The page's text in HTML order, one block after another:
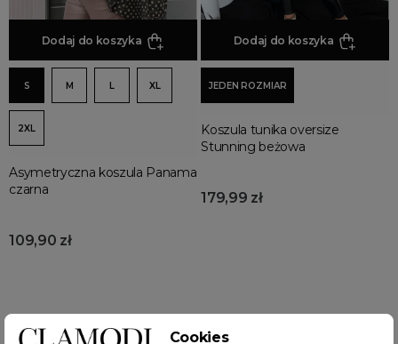
Dodaj do koszyka
S M L XL
2XL
Asymetryczna koszula Panama
czarna
109,90 zł
Dodaj do koszyka
JEDEN ROZMIAR
Koszula tunika oversize
Stunning beżowa
179,99 zł
Wyświetlono: 1-12 z 77 pozycji
Cookies